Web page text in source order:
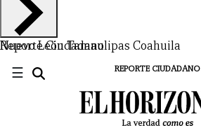
Nuevo LeónTamaulipas Coahuila
Reporte Ciudadano
☰ REPORTE CIUDADANO